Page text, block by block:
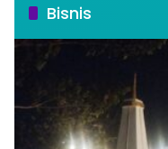
Bisnis